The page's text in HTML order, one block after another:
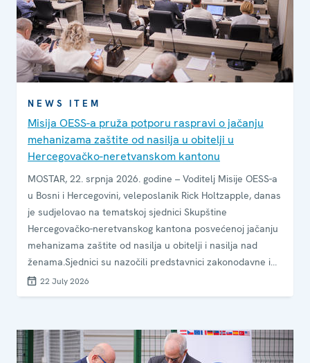
NEWS ITEM
Misija OESS-a pruža potporu raspravi o jačanju
mehanizama zaštite od nasilja u obitelji u
Hercegovačko-neretvanskom kantonu
MOSTAR, 22. srpnja 2026. godine – Voditelj Misije OESS-a
u Bosni i Hercegovini, veleposlanik Rick Holtzapple, danas
je sudjelovao na tematskoj sjednici Skupštine
Hercegovačko-neretvanskog kantona posvećenoj jačanju
mehanizama zaštite od nasilja u obitelji i nasilja nad
ženama.Sjednici su nazočili predstavnici zakonodavne i
izvršne vlasti, policijskih institucija i organizacija civilnoga
društva kako bi razgovarali o izazovima i mogućnostima
koje su preživjele nasilje.
22 July 2026